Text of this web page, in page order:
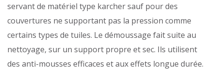
servant de matériel type karcher sauf pour des
couvertures ne supportant pas la pression comme
certains types de tuiles. Le démoussage fait suite au
nettoyage, sur un support propre et sec. Ils utilisent
des anti-mousses efficaces et aux effets longue durée.